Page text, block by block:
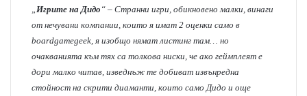
a
i
l
„Игрите на Дидо “ – Странни игри, обикновено малки, винаги
от нечувани компании, които я имат 2 оценки само в
boardgamegeek, я изобщо нямат листинг там… но
очакванията към тях са толкова ниски, че ако геймплеят е
дори малко читав, изведнъж те добиват извънредна
стойност на скрити диаманти, които само Дидо и още